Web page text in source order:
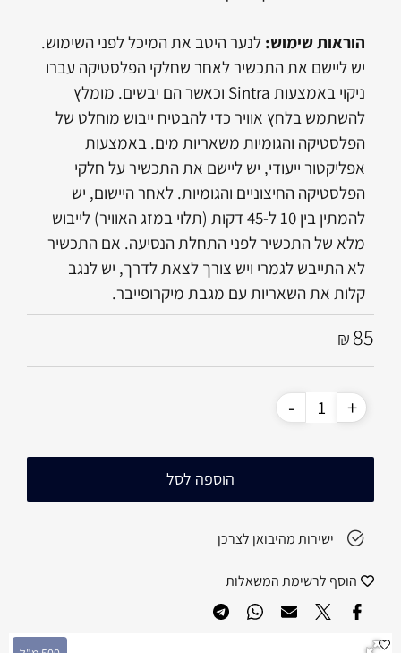
הוראות שימוש: לנער היטב את המיכל לפני השימוש.
יש ליישם את התכשיר לאחר שחלקי הפלסטיקה עברו
ניקוי באמצעות Sintra וכאשר הם יבשים. מומלץ
להשתמש בלחץ אוויר כדי להבטיח ייבוש מוחלט של
הפלסטיקה והגומיות משאריות מים. באמצעות
אפליקטור ייעודי, יש ליישם את התכשיר על חלקי
הפלסטיקה החיצוניים והגומיות. לאחר היישום, יש
להמתין בין 10 ל-45 דקות (תלוי במזג האוויר) לייבוש
מלא של התכשיר לפני התחלת הנסיעה. אם התכשיר
לא התייבש לגמרי ויש צורך לצאת לדרך, יש לנגב
קלות את השאריות עם מגבת מיקרופייבר.
₪85
הוספה לסל
ישירות מהיבואן לצרכן
הוסף לרשימת המשאלות